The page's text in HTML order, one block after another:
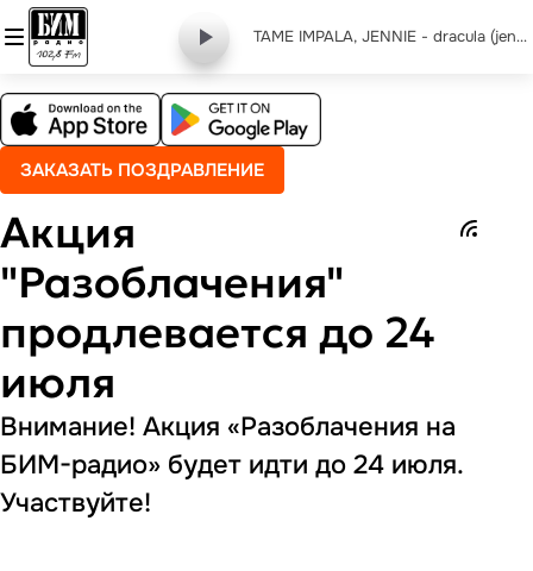
TAME IMPALA, JENNIE - dracula (jennie remix)
ЗАКАЗАТЬ ПОЗДРАВЛЕНИЕ
Акция
"Разоблачения"
продлевается до 24
июля
Внимание! Акция «Разоблачения на
БИМ-радио» будет идти до 24 июля.
Участвуйте!